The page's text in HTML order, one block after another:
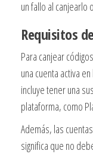
un fallo al
Requisitos
Para canjear
una cuenta activa
incluye tener una
plataforma, como
Además, las
significa que no